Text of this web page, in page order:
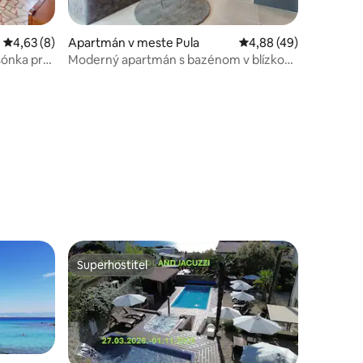
32
Priemerné ohodnotenie 4,63 z 5, počet hodnotení: 8
4,63 (8)
pre
Apartmán v meste Pula Priemerné
4,88 (49)
Moderný apartmán s bazénom v blízkosti
Superhostiteľ
Superhostiteľ